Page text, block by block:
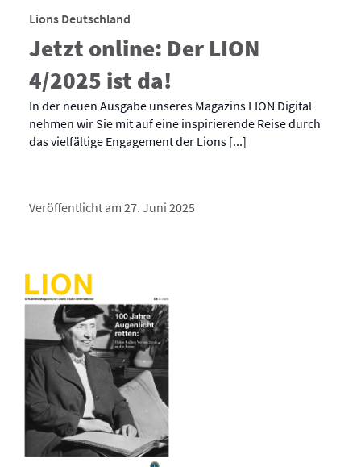
Lions Deutschland
Jetzt online: Der LION
4/2025 ist da!
In der neuen Ausgabe unseres Magazins LION Digital
nehmen wir Sie mit auf eine inspirierende Reise durch
das vielfältige Engagement der Lions [...]
Veröffentlicht am 27. Juni 2025